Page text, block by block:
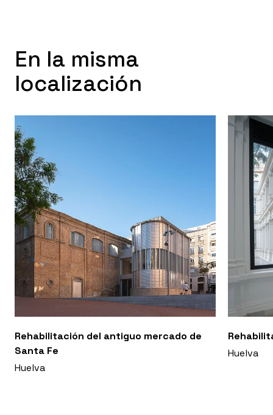
En la misma
localización
Rehabilitación del antiguo mercado de
Santa Fe
Huelva
Huelva